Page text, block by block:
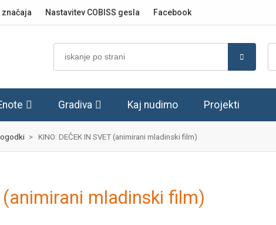
Nastavitev COBISS gesla Facebook
Gradiva Kaj nudimo Projekti
> KINO: DEČEK IN SVET (animirani mladinski film)
(animirani mladinski film)